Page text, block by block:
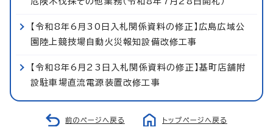
【令和8年6月30日入札関係資料の修正】広島広域公
園陸上競技場自動火災報知設備改修工事
【令和8年6月23日入札関係資料の修正】基町店舗附
設駐車場直流電源装置改修工事
前のページへ戻る トップページへ戻る